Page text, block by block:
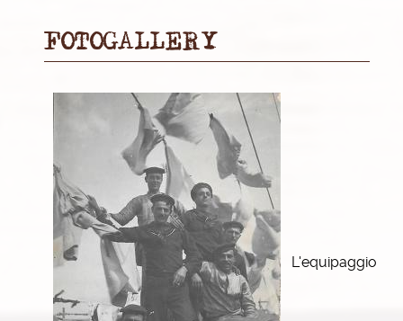
FOTOGALLERY
L'equipaggio